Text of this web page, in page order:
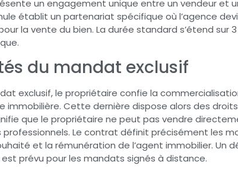
un engagement unique entre un vendeur et
établit un partenariat spécifique où l’agence
la vente du bien. La durée standard s’étend sur
du mandat exclusif
exclusif, le propriétaire confie la
immobilière. Cette dernière dispose alors des
que le propriétaire ne peut pas vendre
professionnels. Le contrat définit précisément les
et la rémunération de l’agent immobilier. Un
prévu pour les mandats signés à distance.